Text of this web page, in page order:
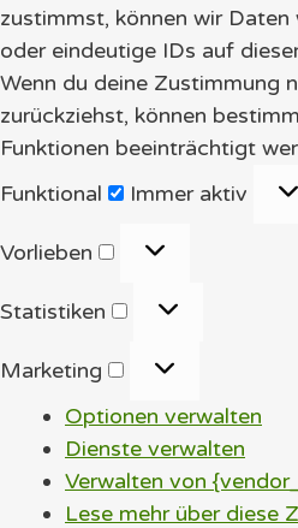
zustimmst, können wir Daten
oder eindeutige IDs auf
Wenn du deine Zustimmung
zurückziehst, können
Funktionen beeinträchtigt
Funktional
Funktional
Immer aktiv
Vorlieben
Vorlieben
Statistiken
Statistiken
Marketing
Marketing
Optionen verwalten
Dienste verwalten
Verwalten von
Lese mehr über diese